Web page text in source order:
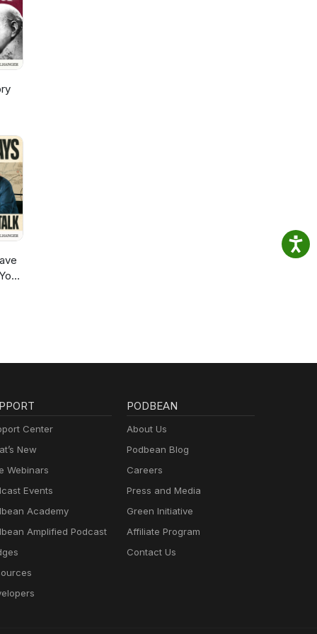
Center
New
Webinars
Events
Academy
Amplified Podcast
PODBEAN
About Us
Podbean Blog
Careers
Press and Media
Green Initiative
Affiliate Program
Contact Us